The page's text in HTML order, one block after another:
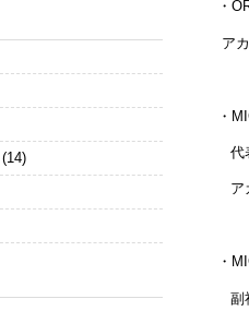
・
ア
・
代
ア
・
副
(14)